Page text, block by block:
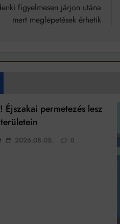
figyelmesen járjon utána
mert meglepetések érhetik
Éjszakai permetezés lesz
2026.08.05. 0